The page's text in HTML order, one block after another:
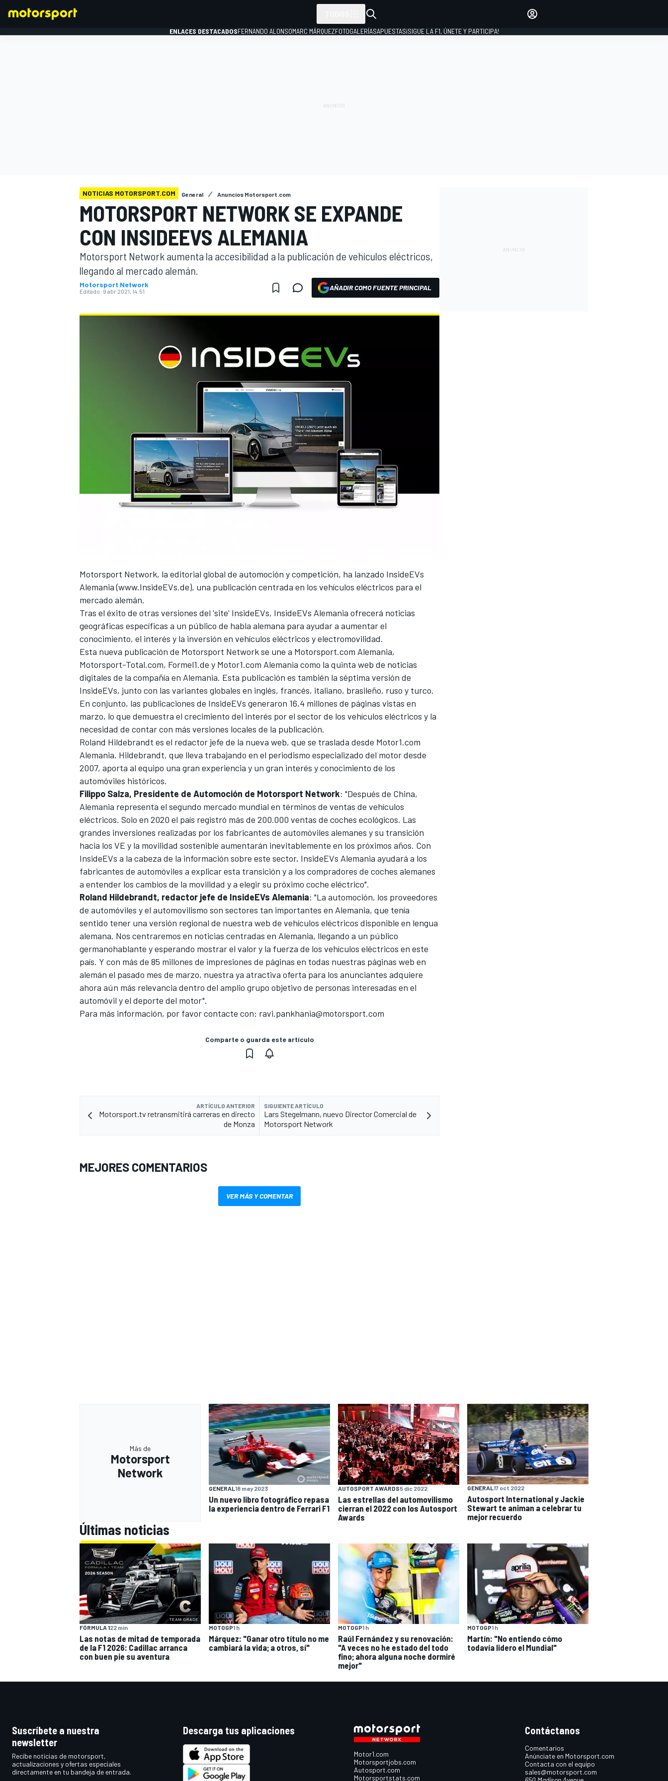
ENLACES DESTACADOSFERNANDO ALONSOMARC MÁRQUEZFOTOGALERÍASAPUESTAS¡SIGUE LA F1, ÚNETE Y PARTICIPA!
NOTICIAS MOTORSPORT.COM General Anuncios Motorsport.com
MOTORSPORT NETWORK SE EXPANDE
CON INSIDEEVS ALEMANIA
Motorsport Network aumenta la accesibilidad a la publicación de vehículos eléctricos,
llegando al mercado alemán.
Motorsport Network
Editado: 9 abr 2021, 14:51 AÑADIR COMO FUENTE PRINCIPAL
Motorsport Network, la editorial global de automoción y competición, ha lanzado InsideEVs
Alemania (www.InsideEVs.de), una publicación centrada en los vehículos eléctricos para el
mercado alemán.
Tras el éxito de otras versiones del 'site' InsideEVs, InsideEVs Alemania ofrecerá noticias
geográficas específicas a un público de habla alemana para ayudar a aumentar el
conocimiento, el interés y la inversión en vehículos eléctricos y electromovilidad.
Esta nueva publicación de Motorsport Network se une a Motorsport.com Alemania,
Motorsport-Total.com, Formel1.de y Motor1.com Alemania como la quinta web de noticias
digitales de la compañía en Alemania. Esta publicación es también la séptima versión de
InsideEVs, junto con las variantes globales en inglés, francés, italiano, brasileño, ruso y turco.
En conjunto, las publicaciones de InsideEVs generaron 16,4 millones de páginas vistas en
marzo, lo que demuestra el crecimiento del interés por el sector de los vehículos eléctricos y la
necesidad de contar con más versiones locales de la publicación.
Roland Hildebrandt es el redactor jefe de la nueva web, que se traslada desde Motor1.com
Alemania. Hildebrandt, que lleva trabajando en el periodismo especializado del motor desde
2007, aporta al equipo una gran experiencia y un gran interés y conocimiento de los
automóviles históricos.
Filippo Salza, Presidente de Automoción de Motorsport Network: "Después de China,
Alemania representa el segundo mercado mundial en términos de ventas de vehículos
eléctricos. Solo en 2020 el país registró más de 200.000 ventas de coches ecológicos. Las
grandes inversiones realizadas por los fabricantes de automóviles alemanes y su transición
hacia los VE y la movilidad sostenible aumentarán inevitablemente en los próximos años. Con
InsideEVs a la cabeza de la información sobre este sector, InsideEVs Alemania ayudará a los
fabricantes de automóviles a explicar esta transición y a los compradores de coches alemanes
a entender los cambios de la movilidad y a elegir su próximo coche eléctrico".
Roland Hildebrandt, redactor jefe de InsideEVs Alemania: "La automoción, los proveedores
de automóviles y el automovilismo son sectores tan importantes en Alemania, que tenía
sentido tener una versión regional de nuestra web de vehículos eléctricos disponible en lengua
alemana. Nos centraremos en noticias centradas en Alemania, llegando a un público
germanohablante y esperando mostrar el valor y la fuerza de los vehículos eléctricos en este
país. Y con más de 85 millones de impresiones de páginas en todas nuestras páginas web en
alemán el pasado mes de marzo, nuestra ya atractiva oferta para los anunciantes adquiere
ahora aún más relevancia dentro del amplio grupo objetivo de personas interesadas en el
automóvil y el deporte del motor".
Para más información, por favor contacte con: ravi.pankhania@motorsport.com
Comparte o guarda este artículo
ARTÍCULO ANTERIOR
Motorsport.tv retransmitirá carreras en directo
de Monza
SIGUIENTE ARTÍCULO
Lars Stegelmann, nuevo Director Comercial de
Motorsport Network
MEJORES COMENTARIOS
VER MÁS Y COMENTAR
Más de
Motorsport
Network
GENERAL 18 may 2023
Un nuevo libro fotográfico repasa
la experiencia dentro de Ferrari F1
AUTOSPORT AWARDS5 dic 2022
Las estrellas del automovilismo
cierran el 2022 con los Autosport
Awards
GENERAL 17 oct 2022
Autosport International y Jackie
Stewart te animan a celebrar tu
mejor recuerdo
Últimas noticias
FÓRMULA 122 min
Las notas de mitad de temporada
de la F1 2026: Cadillac arranca
con buen pie su aventura
MOTOGP1 h
Márquez: "Ganar otro título no me
cambiará la vida; a otros, sí"
MOTOGP1 h
Raúl Fernández y su renovación:
"A veces no he estado del todo
fino; ahora alguna noche dormiré
mejor"
MOTOGP1 h
Martín: "No entiendo cómo
todavía lidero el Mundial"
Suscríbete a nuestra
newsletter
Recibe noticias de motorsport,
actualizaciones y ofertas especiales
directamente en tu bandeja de entrada.
Descarga tus aplicaciones
Motor1.com
Motorsportjobs.com
Autosport.com
Motorsportstats.com
Contáctanos
Comentarios
Anúnciate en Motorsport.com
Contacta con el equipo
sales@motorsport.com